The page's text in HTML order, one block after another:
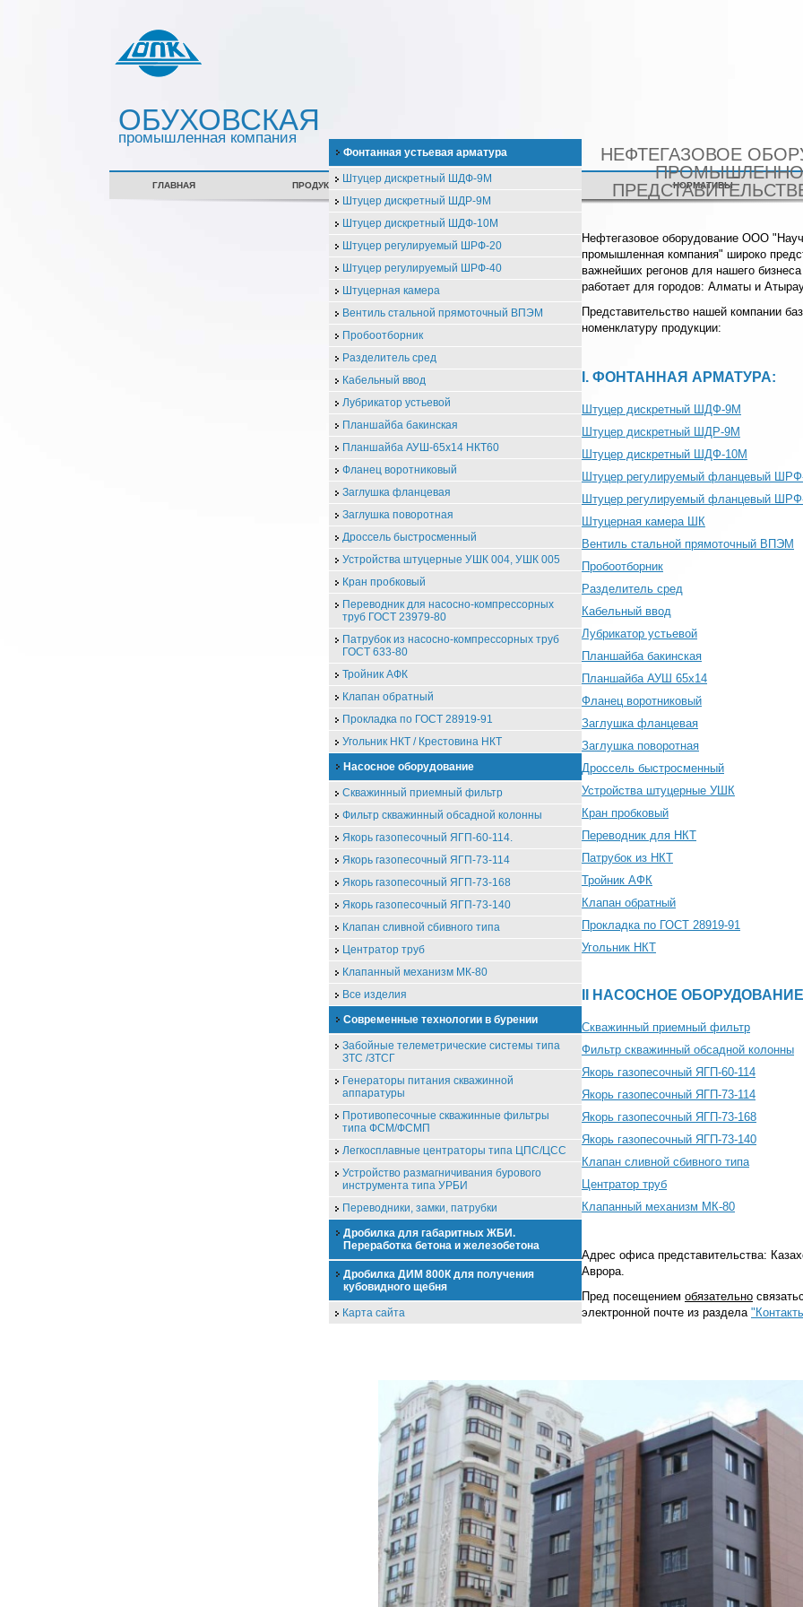
ОБУХОВСКАЯ
промышленная компания
ГЛАВНАЯ ПРОДУКЦИЯ СЕРТИФИКАТЫ НОРМАТИВЫ
Фонтанная устьевая арматура
Штуцер дискретный ШДФ-9М
Штуцер дискретный ШДР-9М
Штуцер дискретный ШДФ-10М
Штуцер регулируемый ШРФ-20
Штуцер регулируемый ШРФ-40
Штуцерная камера
Вентиль стальной прямоточный ВПЭМ
Пробоотборник
Разделитель сред
Кабельный ввод
Лубрикатор устьевой
Планшайба бакинская
Планшайба АУШ-65х14 НКТ60
Фланец воротниковый
Заглушка фланцевая
Заглушка поворотная
Дроссель быстросменный
Устройства штуцерные УШК 004, УШК 005
Кран пробковый
Переводник для насосно-компрессорных
труб ГОСТ 23979-80
Патрубок из насосно-компрессорных труб
ГОСТ 633-80
Тройник АФК
Клапан обратный
Прокладка по ГОСТ 28919-91
Угольник НКТ / Крестовина НКТ
Насосное оборудование
Скважинный приемный фильтр
Фильтр скважинный обсадной колонны
Якорь газопесочный ЯГП-60-114.
Якорь газопесочный ЯГП-73-114
Якорь газопесочный ЯГП-73-168
Якорь газопесочный ЯГП-73-140
Клапан сливной сбивного типа
Центратор труб
Клапанный механизм МК-80
Все изделия
Современные технологии в бурении
Забойные телеметрические системы типа
ЗТС /ЗТСГ
Генераторы питания скважинной
аппаратуры
Противопесочные скважинные фильтры
типа ФСМ/ФСМП
Легкосплавные центраторы типа ЦПС/ЦСС
Устройство размагничивания бурового
инструмента типа УРБИ
Переводники, замки, патрубки
Дробилка для габаритных ЖБИ.
Переработка бетона и железобетона
Дробилка ДИМ 800К для получения
кубовидного щебня
Карта сайта
НЕФТЕГАЗОВОЕ
Нефтегазовое оборудование ООО
промышленная компания" широко
важнейших регонов для нашего
работает для городов: Алматы и
Представительство нашей компании
номенклатуру продукции:
I. ФОНТАННАЯ АРМАТУРА:
Штуцер дискретный ШДФ-9М
Штуцер дискретный ШДР-9М
Штуцер дискретный ШДФ-10М
Штуцер регулируемый фланцевый
Штуцер регулируемый фланцевый
Штуцерная камера ШК
Вентиль стальной прямоточный ВПЭМ
Пробоотборник
Разделитель сред
Кабельный ввод
Лубрикатор устьевой
Планшайба бакинская
Планшайба АУШ 65х14
Фланец воротниковый
Заглушка фланцевая
Заглушка поворотная
Дроссель быстросменный
Устройства штуцерные УШК
Кран пробковый
Переводник для НКТ
Патрубок из НКТ
Тройник АФК
Клапан обратный
Прокладка по ГОСТ 28919-91
Угольник НКТ
II НАСОСНОЕ
Скважинный приемный фильтр
Фильтр скважинный обсадной колонны
Якорь газопесочный ЯГП-60-114
Якорь газопесочный ЯГП-73-114
Якорь газопесочный ЯГП-73-168
Якорь газопесочный ЯГП-73-140
Клапан сливной сбивного типа
Центратор труб
Клапанный механизм МК-80
Адрес офиса представительства:
Аврора.
Пред посещением обязательно
электронной почте из раздела